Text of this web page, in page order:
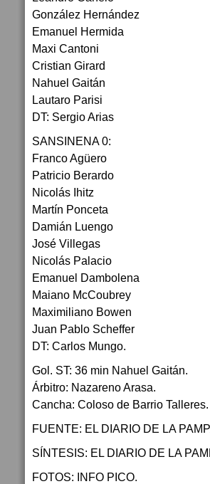
González Hernández
Emanuel Hermida
Maxi Cantoni
Cristian Girard
Nahuel Gaitán
Lautaro Parisi
DT: Sergio Arias
SANSINENA 0:
Franco Agüero
Patricio Berardo
Nicolás Ihitz
Martín Ponceta
Damián Luengo
José Villegas
Nicolás Palacio
Emanuel Dambolena
Maiano McCoubrey
Maximiliano Bowen
Juan Pablo Scheffer
DT: Carlos Mungo.
Gol. ST: 36 min Nahuel Gaitán.
Árbitro: Nazareno Arasa.
Cancha: Coloso de Barrio Talleres.
FUENTE: EL DIARIO DE LA
SÍNTESIS: EL DIARIO DE LA
FOTOS: INFO PICO.